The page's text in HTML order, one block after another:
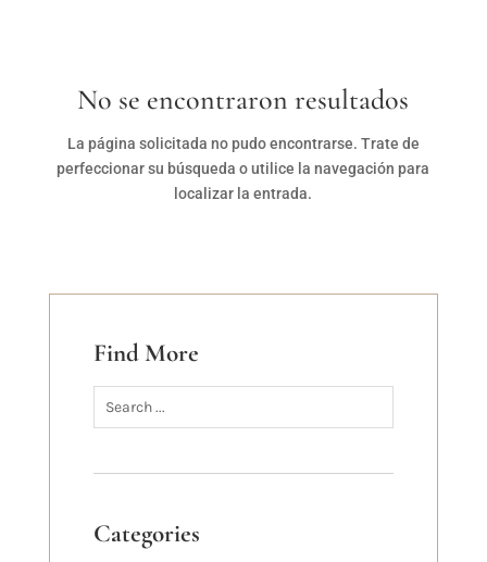
No se encontraron resultados
La página solicitada no pudo encontrarse. Trate de
perfeccionar su búsqueda o utilice la navegación para
localizar la entrada.
Find More
Categories